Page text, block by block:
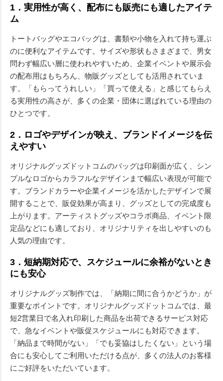
1．実用性が高く、配布にも販売にも適したアイテ
ム
トートバッグやエコバッグは、書類や小物を入れて持ち運ぶ
のに便利なアイテムです。サイズや形状もさまざまで、男女
問わず幅広い層に使われやすいため、企業イベントや展示会
の配布用はもちろん、物販グッズとしても活用されていま
す。「もらってうれしい」「買って使える」と感じてもらえ
る実用性の高さが、多くの企業・団体に選ばれている理由の
ひとつです。
2．ロゴやデザインが映え、ブランドイメージを伝
えやすい
オリジナルグッズドットコムのバッグは印刷面が広く、シン
プルなロゴからカラフルなデザインまで幅広い表現が可能で
す。ブランドカラーや企業イメージを活かしたデザインで展
開することで、販促効果が高まり、グッズとしての完成度も
上がります。アーティストグッズやコラボ商品、イベント限
定品などにも適しており、オリジナリティを出しやすいのも
人気の理由です。
3．短納期対応で、スケジュールに余裕がないとき
にも安心
オリジナルグッズ制作では、「納期に間に合うかどうか」が
重要なポイントです。オリジナルグッズドットコムでは、最
短2営業日で名入れ印刷した商品を出荷できるサービス対応
で、急なイベントや販促スケジュールにも対応できます。
「納品まで時間がない」「でも妥協はしたくない」という場
合にも安心してご利用いただける点が、多くの法人のお客様
にご好評をいただいています。